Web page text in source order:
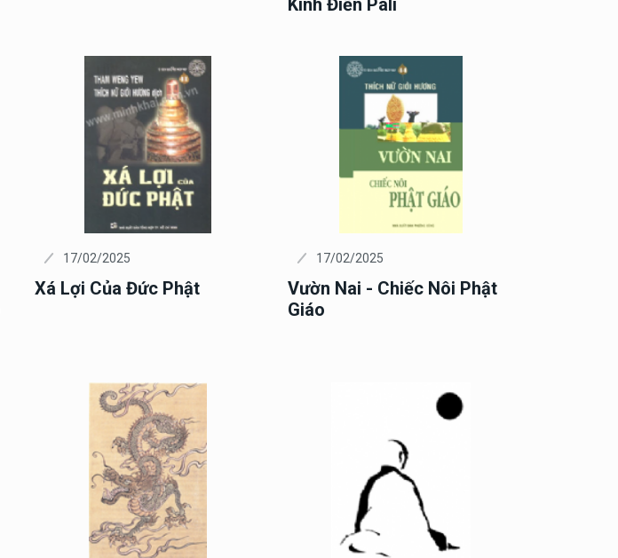
Kinh Điển Pali
17/02/2025
Xá Lợi Của Đức Phật
17/02/2025
Vườn Nai - Chiếc Nôi Phật
Giáo